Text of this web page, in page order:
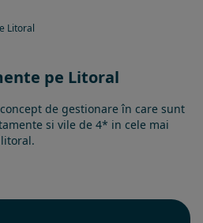
Litoral
pe Litoral
de gestionare în care sunt
si vile de 4* in cele mai